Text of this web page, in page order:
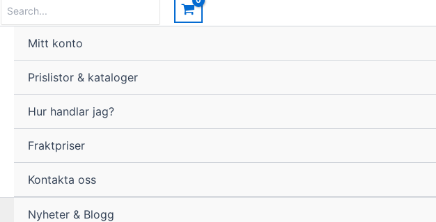
for:
Mitt konto
Prislistor & kataloger
Hur handlar jag?
Fraktpriser
Kontakta oss
Nyheter & Blogg